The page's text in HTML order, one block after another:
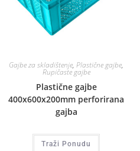
Gajbe za skladištenje, Plastične gajbe,
Rupičaste gajbe
Plastične gajbe
400x600x200mm perforirana
gajba
Traži Ponudu